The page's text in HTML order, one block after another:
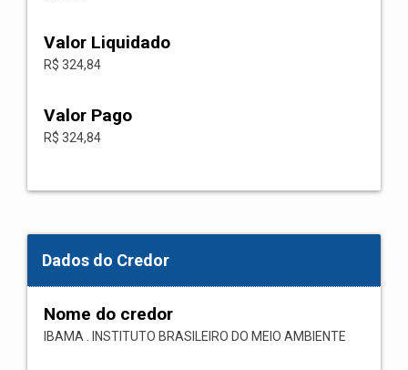
Valor Liquidado
R$ 324,84
Valor Pago
R$ 324,84
Dados do Credor
Nome do credor
IBAMA . INSTITUTO BRASILEIRO DO MEIO AMBIENTE